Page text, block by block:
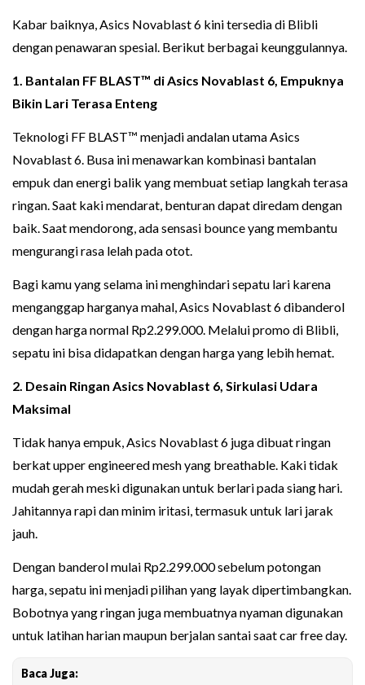
Kabar baiknya, Asics Novablast 6 kini tersedia di Blibli
dengan penawaran spesial. Berikut berbagai keunggulannya.
1. Bantalan FF BLAST™ di Asics Novablast 6, Empuknya
Bikin Lari Terasa Enteng
Teknologi FF BLAST™ menjadi andalan utama Asics
Novablast 6. Busa ini menawarkan kombinasi bantalan
empuk dan energi balik yang membuat setiap langkah terasa
ringan. Saat kaki mendarat, benturan dapat diredam dengan
baik. Saat mendorong, ada sensasi bounce yang membantu
mengurangi rasa lelah pada otot.
Bagi kamu yang selama ini menghindari sepatu lari karena
menganggap harganya mahal, Asics Novablast 6 dibanderol
dengan harga normal Rp2.299.000. Melalui promo di Blibli,
sepatu ini bisa didapatkan dengan harga yang lebih hemat.
2. Desain Ringan Asics Novablast 6, Sirkulasi Udara
Maksimal
Tidak hanya empuk, Asics Novablast 6 juga dibuat ringan
berkat upper engineered mesh yang breathable. Kaki tidak
mudah gerah meski digunakan untuk berlari pada siang hari.
Jahitannya rapi dan minim iritasi, termasuk untuk lari jarak
jauh.
Dengan banderol mulai Rp2.299.000 sebelum potongan
harga, sepatu ini menjadi pilihan yang layak dipertimbangkan.
Bobotnya yang ringan juga membuatnya nyaman digunakan
untuk latihan harian maupun berjalan santai saat car free day.
Baca Juga: